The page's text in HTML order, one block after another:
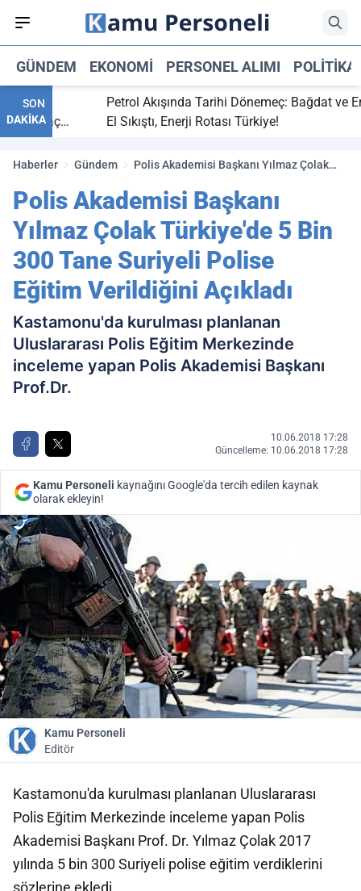
GÜNDEM EKONOMI PERSONEL ALIMI POLITIKA
SON
DAKİKA
bitti,
maç
Petrol Akışında Tarihi Dönemeç: Bağdat ve Erbil
El Sıkıştı, Enerji Rotası Türkiye!
Haberler Gündem
Polis Akademisi Başkanı Yılmaz Çolak
Eğitim Verildiğini Açıkladı
Polis Akademisi Başkanı
Yılmaz Çolak Türkiye'de 5 Bin
300 Tane Suriyeli Polise
Eğitim Verildiğini Açıkladı
Kastamonu'da kurulması planlanan
Uluslararası Polis Eğitim Merkezinde
inceleme yapan Polis Akademisi Başkanı
Prof.Dr.
10.06.2018 17:28
Güncelleme: 10.06.2018 17:28
Kamu Personeli kaynağını Google'da tercih edilen kaynak
olarak ekleyin!
Kamu Personeli
Editör
Kastamonu'da kurulması planlanan Uluslararası
Polis Eğitim Merkezinde inceleme yapan Polis
Akademisi Başkanı Prof. Dr. Yılmaz Çolak 2017
yılında 5 bin 300 Suriyeli polise eğitim verdiklerini
sözlerine ekledi.